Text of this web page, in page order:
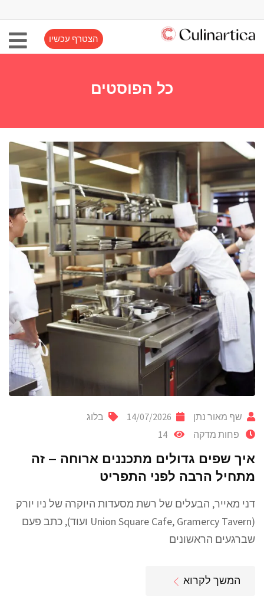
הצטרף עכשיו
כל הפוסטים
שף מאור נתן 14/07/2026
בלוג
פחות מדקה
איך שפים גדולים מתכננים ארוחה – זה
מתחיל הרבה לפני התפריט
דני מאייר, הבעלים של רשת מסעדות היוקרה של ניו יורק
(Union Square Cafe, Gramercy Tavern ועוד), כתב פעם
שברגעים הראשונים
המשך לקרוא